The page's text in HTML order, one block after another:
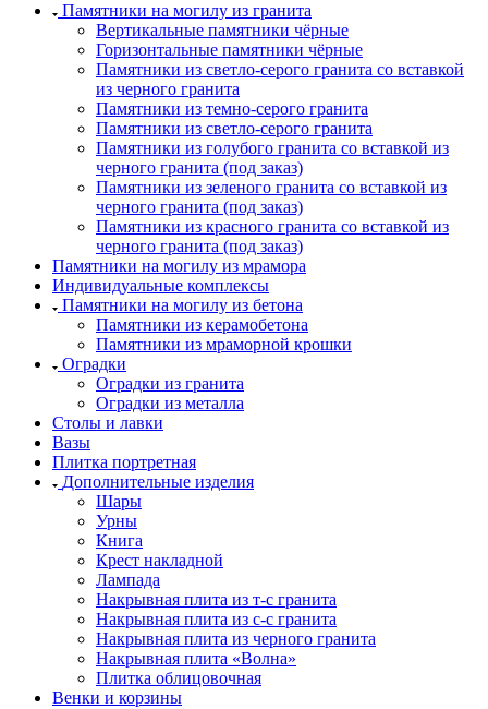
Памятники на могилу из гранита
Вертикальные памятники чёрные
Горизонтальные памятники чёрные
Памятники из светло-серого гранита со вставкой
из черного гранита
Памятники из темно-серого гранита
Памятники из светло-серого гранита
Памятники из голубого гранита со вставкой из
черного гранита (под заказ)
Памятники из зеленого гранита со вставкой из
черного гранита (под заказ)
Памятники из красного гранита со вставкой из
черного гранита (под заказ)
Памятники на могилу из мрамора
Индивидуальные комплексы
Памятники на могилу из бетона
Памятники из керамобетона
Памятники из мраморной крошки
Оградки
Оградки из гранита
Оградки из металла
Столы и лавки
Вазы
Плитка портретная
Дополнительные изделия
Шары
Урны
Книга
Крест накладной
Лампада
Накрывная плита из т-с гранита
Накрывная плита из с-с гранита
Накрывная плита из черного гранита
Накрывная плита «Волна»
Плитка облицовочная
Венки и корзины